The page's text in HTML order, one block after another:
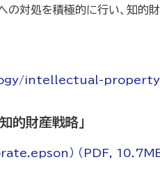
対処を積極的に行い、知的
intellectual-
的財産戦略」
） （PDF, 10.7MB